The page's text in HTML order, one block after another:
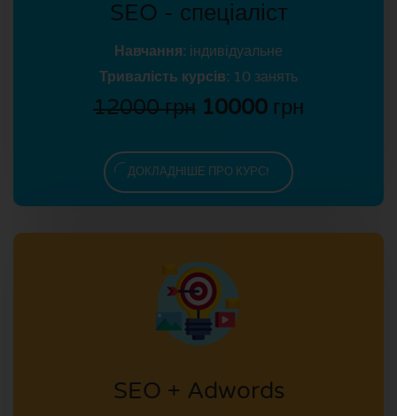
SEO - спеціаліст
Навчання: індивідуальне
Тривалість курсів: 10 занять
12000 грн 10000 грн
ДОКЛАДНІШЕ ПРО КУРС!
SEO + Adwords